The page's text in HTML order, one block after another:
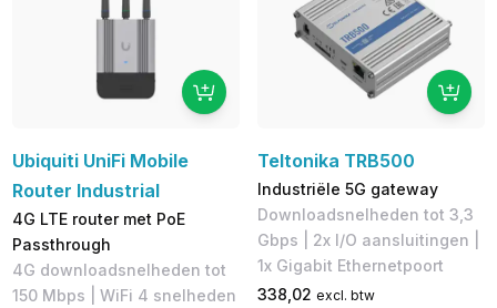
Ubiquiti UniFi Mobile
Router Industrial
4G LTE router met PoE
Passthrough
4G downloadsnelheden tot
150 Mbps​ | WiFi 4 snelheden
Teltonika TRB500
Industriële 5G gateway
Downloadsnelheden tot 3,3
Gbps | 2x I/O aansluitingen |
1x Gigabit Ethernetpoort
338,02 excl. btw